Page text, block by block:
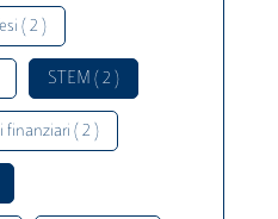
( 2 )
STEM ( 2 )
finanziari ( 2 )